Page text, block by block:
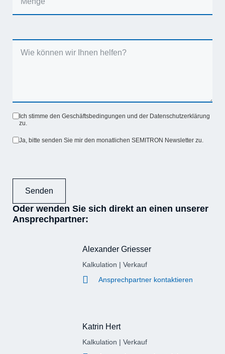
Ich stimme den Geschäftsbedingungen und der Datenschutzerklärung
zu.
Ja, bitte senden Sie mir den monatlichen SEMITRON Newsletter zu.
Senden
Oder wenden Sie sich direkt an einen unserer
Ansprechpartner:
Alexander Griesser
Kalkulation | Verkauf​
Ansprechpartner kontaktieren
Katrin Hert
Kalkulation | Verkauf​